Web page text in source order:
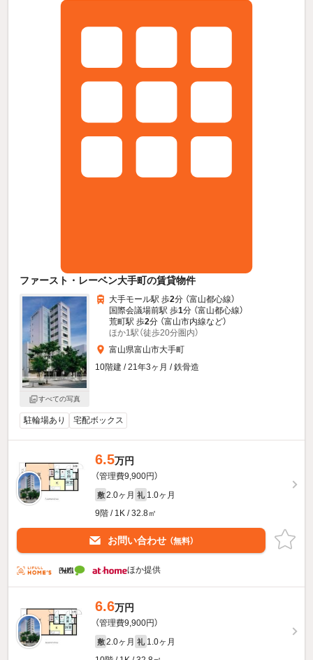
ファースト・レーベン大手町の賃貸物件
すべての写真
大手モール駅 歩2分 （富山都心線）
国際会議場前駅 歩1分 （富山都心線）
荒町駅 歩2分 （富山市内線など）
ほか1駅（徒歩20分圏内）
富山県富山市大手町
10階建 / 21年3ヶ月 / 鉄骨造
駐輪場あり 宅配ボックス
6.5万円
（管理費9,900円）
敷 2.0ヶ月 礼 1.0ヶ月
9階 / 1K / 32.8㎡
お問い合わせ （無料）
ほか提供
6.6万円
（管理費9,900円）
敷 2.0ヶ月 礼 1.0ヶ月